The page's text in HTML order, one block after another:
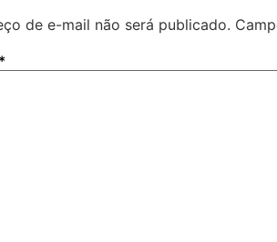
de e-mail não será publicado.
*